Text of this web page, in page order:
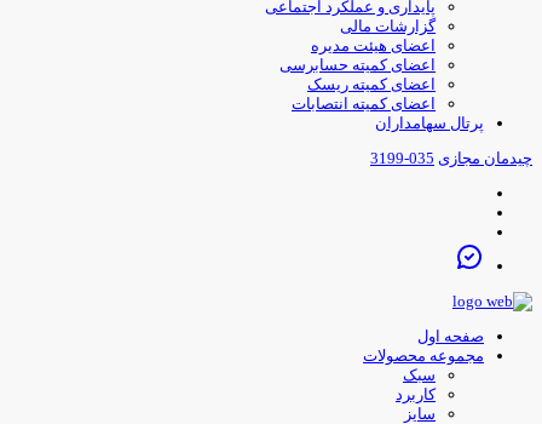
پایداری و عملکرد اجتماعی
گزارشات مالی
اعضای هیئت مدیره
اعضای کمیته حسابرسی
اعضای کمیته ریسک
اعضای کمیته انتصابات
پرتال سهامداران
مجازی 035-3199
صفحه اول
مجموعه محصولات
سبک
کاربرد
سایز